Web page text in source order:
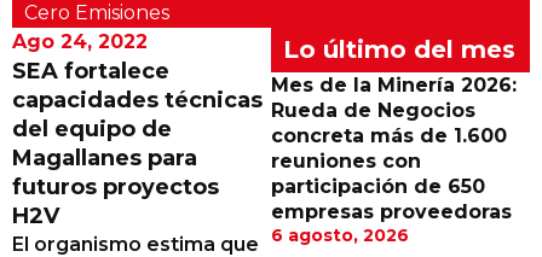
Minería Superficie
Minerí­a Subterránea
Proveedores
Canal Digital
Cero Emisiones
Ago 24, 2022
SEA fortalece
capacidades técnicas
del equipo de
Magallanes para
futuros proyectos
H2V
El organismo estima que
Lo último del mes
Mes de la Minería 2026:
Rueda de Negocios
concreta más de 1.600
reuniones con
participación de 650
empresas proveedoras
6 agosto, 2026